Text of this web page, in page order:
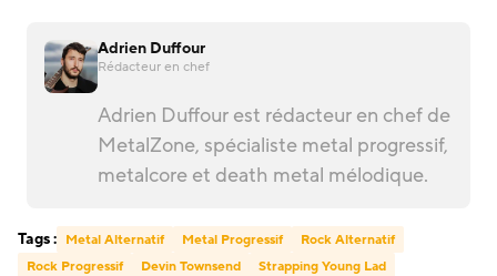
Adrien Duffour
Rédacteur en chef
Adrien Duffour est rédacteur en chef de
MetalZone, spécialiste metal progressif,
metalcore et death metal mélodique.
Tags : Metal Alternatif Metal Progressif
Rock Alternatif
Rock Progressif
Devin Townsend Strapping Young Lad